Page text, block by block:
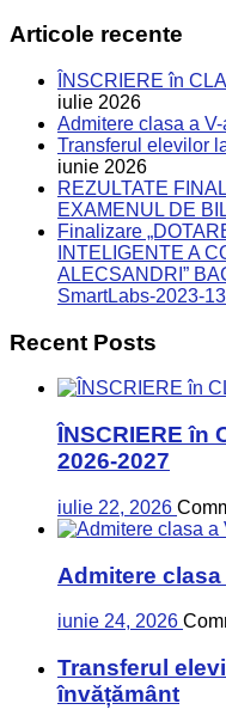
Articole recente
ÎNSCRIERE în
iulie 2026
Admitere clasa a
Transferul elevilor
iunie 2026
REZULTATE
EXAMENUL DE
Finalizare
INTELIGENTE A
ALECSANDRI”
SmartLabs-2023-
Recent Posts
ÎNSCRIERE în
2026-2027
iulie 22, 2026
Admitere clasa
iunie 24, 2026
Transferul
învățământ